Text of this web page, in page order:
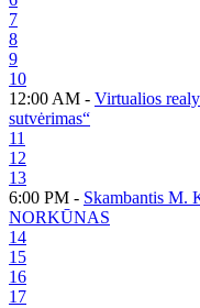
7
8
9
10
12:00 AM - Virtualios
sutvėrimas“
11
12
13
6:00 PM - Skambantis M.
NORKŪNAS
14
15
16
17